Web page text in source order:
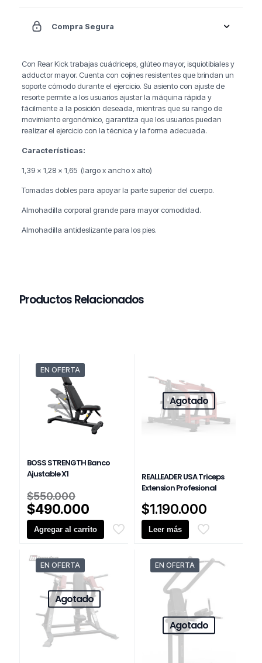
Compra Segura
Con Rear Kick trabajas cuádriceps, glúteo mayor, isquiotibiales y
adductor mayor. Cuenta con cojines resistentes que brindan un
soporte cómodo durante el ejercicio. Su asiento con ajuste de
resorte permite a los usuarios ajustar la máquina rápida y
fácilmente a la posición deseada, mientras que su rango de
movimiento ergonómico, garantiza que los usuarios puedan
realizar el ejercicio con la técnica y la forma adecuada.
Características:
1,39 x 1,28 x 1,65 (largo x ancho x alto)
Tomadas dobles para apoyar la parte superior del cuerpo.
Almohadilla corporal grande para mayor comodidad.
Almohadilla antideslizante para los pies.
Productos Relacionados
EN OFERTA
BOSS STRENGTH Banco
Ajustable X1
$550.000
precio
original
era:
$490.000
precio
actual
$490.000.
Agregar al carrito
Agotado
REALLEADER USA Triceps
Extension Profesional
$1.190.000
Leer más
EN OFERTA
Agotado
EN OFERTA
Agotado